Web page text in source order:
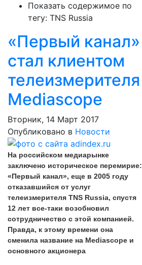
Показать содержимое по
тегу: TNS Russia
«Первый канал»
стал клиентом
телеизмерителя
Mediascope
Вторник, 14 Март 2017
Опубликовано в Новости
На российском медиарынке
заключено историческое перемирие:
«Первый канал», еще в 2005 году
отказавшийся от услуг
телеизмерителя TNS Russia, спустя
12 лет все-таки возобновил
сотрудничество с этой компанией.
Правда, к этому времени она
сменила название на Mediascope и
основного акционера